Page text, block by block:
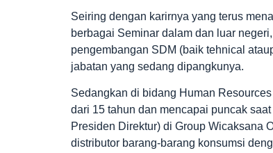
Seiring dengan karirnya yang terus
berbagai Seminar dalam dan luar
pengembangan SDM (baik tehnical
jabatan yang sedang dipangkunya.
Sedangkan di bidang Human
dari 15 tahun dan mencapai puncak
Presiden Direktur) di Group Wicaksana
distributor barang-barang konsumsi